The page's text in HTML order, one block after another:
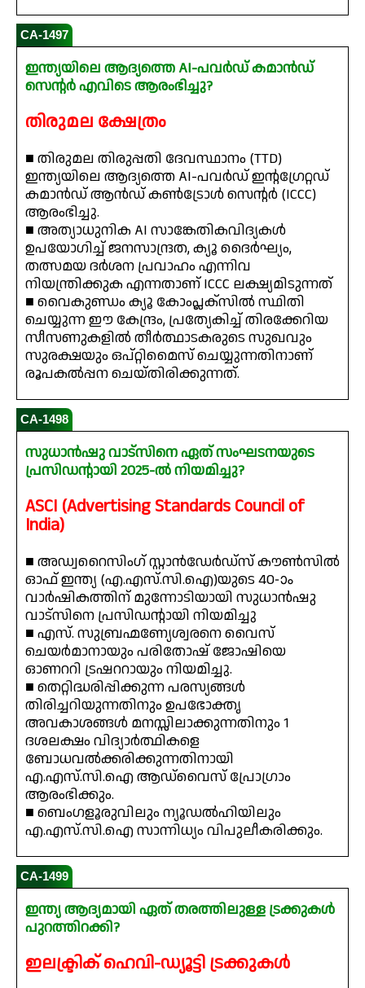
CA-1497
ഇന്ത്യയിലെ ആദ്യത്തെ AI-പവർഡ് കമാൻഡ്
സെന്റർ എവിടെ ആരംഭിച്ചു?
തിരുമല ക്ഷേത്രം
■ തിരുമല തിരുപ്പതി ദേവസ്ഥാനം (TTD)
ഇന്ത്യയിലെ ആദ്യത്തെ AI-പവർഡ് ഇന്റഗ്രേറ്റഡ്
കമാൻഡ് ആൻഡ് കൺട്രോൾ സെന്റർ (ICCC)
ആരംഭിച്ചു.
■ അത്യാധുനിക AI സാങ്കേതികവിദ്യകൾ
ഉപയോഗിച്ച് ജനസാന്ദ്രത, ക്യൂ ദൈർഘ്യം,
തത്സമയ ദർശന പ്രവാഹം എന്നിവ
നിയന്ത്രിക്കുക എന്നതാണ് ICCC ലക്ഷ്യമിടുന്നത്
■ വൈകുണ്ഡം ക്യൂ കോംപ്ലക്സിൽ സ്ഥിതി
ചെയ്യുന്ന ഈ കേന്ദ്രം, പ്രത്യേകിച്ച് തിരക്കേറിയ
സീസണുകളിൽ തീർത്ഥാടകരുടെ സുഖവും
സുരക്ഷയും ഒപ്റ്റിമൈസ് ചെയ്യുന്നതിനാണ്
രൂപകൽപ്പന ചെയ്തിരിക്കുന്നത്.
CA-1498
സുധാൻഷു വാട്‌സിനെ ഏത് സംഘടനയുടെ
പ്രസിഡന്റായി 2025-ൽ നിയമിച്ചു?
ASCI (Advertising Standards Council of
India)
■ അഡ്വറൈസിംഗ് സ്റ്റാൻഡേർഡ്‌സ് കൗൺസിൽ
ഓഫ് ഇന്ത്യ (എ.എസ്.സി.ഐ)യുടെ 40-ാം
വാർഷികത്തിന് മുന്നോടിയായി സുധാൻഷു
വാട്‌സിനെ പ്രസിഡന്റായി നിയമിച്ചു
■ എസ്. സുബ്രഹ്മണ്യേശ്വരനെ വൈസ്
ചെയർമാനായും പരിതോഷ് ജോഷിയെ
ഓണററി ട്രഷററായും നിയമിച്ചു.
■ തെറ്റിദ്ധരിപ്പിക്കുന്ന പരസ്യങ്ങൾ
തിരിച്ചറിയുന്നതിനും ഉപഭോക്തൃ
അവകാശങ്ങൾ മനസ്സിലാക്കുന്നതിനും 1
ദശലക്ഷം വിദ്യാർത്ഥികളെ
ബോധവൽക്കരിക്കുന്നതിനായി
എ.എസ്.സി.ഐ ആഡ്‌വൈസ് പ്രോഗ്രാം
ആരംഭിക്കും.
■ ബെംഗളൂരുവിലും ന്യൂഡൽഹിയിലും
എ.എസ്.സി.ഐ സാന്നിധ്യം വിപുലീകരിക്കും.
CA-1499
ഇന്ത്യ ആദ്യമായി ഏത് തരത്തിലുള്ള ട്രക്കുകൾ
പുറത്തിറക്കി?
ഇലക്ട്രിക് ഹെവി-ഡ്യൂട്ടി ട്രക്കുകൾ